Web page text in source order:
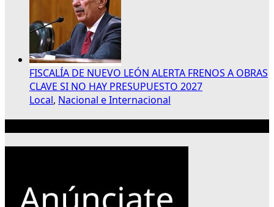
FISCALÍA DE NUEVO LEÓN ALERTA FRENOS A OBRAS
CLAVE SI NO HAY PRESUPUESTO 2027
Local, Nacional e Internacional